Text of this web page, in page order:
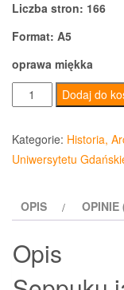
Liczba stron: 166
Format: A5
oprawa miękka
ilość
Seppuku
jako
przykład
procesu
zwyczaju
prawie
japońskim
Dodaj do
Kategorie: Historia,
Uniwersytetu
OPIS OPINIE
Opis